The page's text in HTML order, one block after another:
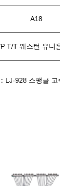
A18
T/T 웨스턴 유니
LJ-928 스팽글 고